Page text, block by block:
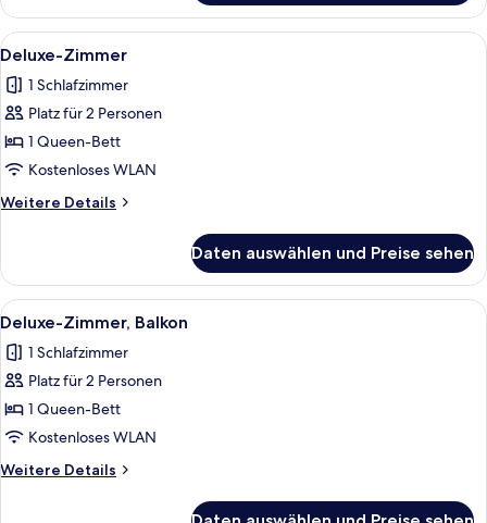
Zimmer,
Balkon
Alle
Fotos
für
Deluxe-
Zimmer
anzeigen
Ein Hotelzimmer mit einem großen
4
Deluxe-Zimmer
1 Schlafzimmer
Platz für 2 Personen
1 Queen-Bett
Kostenloses WLAN
Weitere Details
Weitere
Zimmer
Daten auswählen und Preise sehen
Alle
Fotos
für
Deluxe-
Zimmer,
Balkon
anzeigen
Ein Hotelzimmer mit Bett,
5
Deluxe-Zimmer, Balkon
1 Schlafzimmer
Platz für 2 Personen
1 Queen-Bett
Kostenloses WLAN
Weitere Details
Weitere